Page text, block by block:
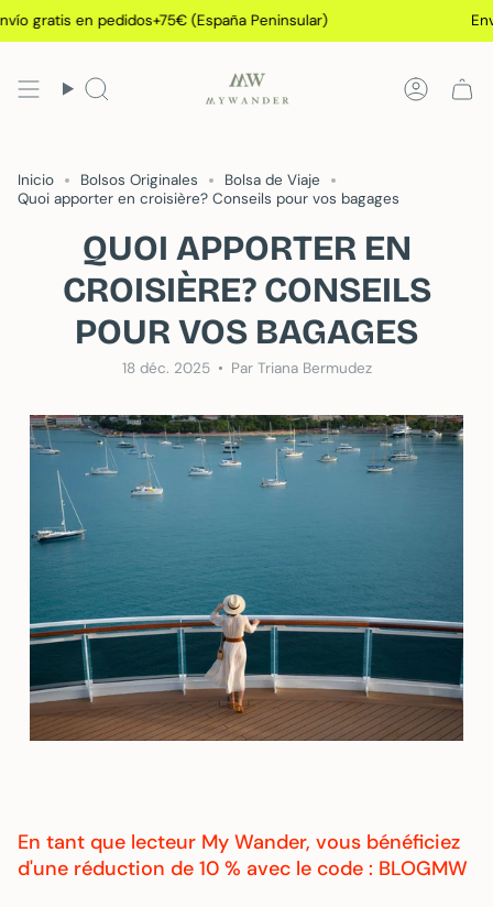
Passer
au
de
en pedidos+75€ (España Peninsular) Envío gratis
Recherche
Inicio Bolsos Originales
Bolsa de Viaje
Quoi apporter en croisière? Conseils pour vos bagages
QUOI APPORTER EN
CROISIÈRE? CONSEILS
POUR VOS BAGAGES
18 déc. 2025 Par Triana Bermudez
En tant que lecteur My Wander, vous bénéficiez
d'une réduction de 10 % avec le code : BLOGMW